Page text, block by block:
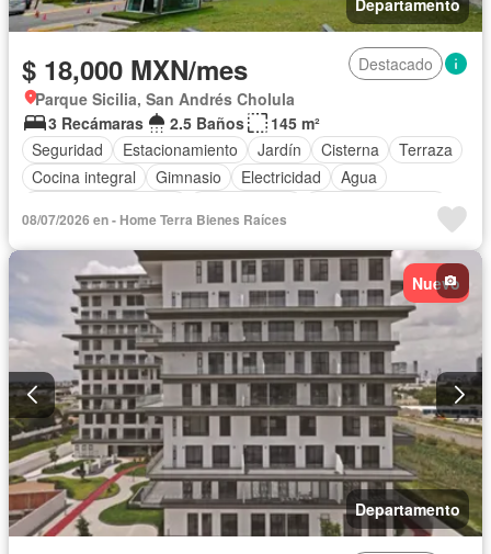
$ 18,000 MXN/mes
Destacado
Parque Sicilia, San Andrés Cholula
3 Recámaras
2.5 Baños
145 m²
Seguridad
Estacionamiento Jardín Cisterna
Terraza
Cocina integral
Gimnasio Electricidad
Agua
08/07/2026 en - Home Terra Bienes Raíces
Nuevo
Departamento